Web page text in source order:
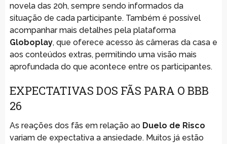
novela das 20h, sempre sendo informados da
situação de cada participante. Também é possível
acompanhar mais detalhes pela plataforma
Globoplay, que oferece acesso às câmeras da casa e
aos conteúdos extras, permitindo uma visão mais
aprofundada do que acontece entre os participantes.
EXPECTATIVAS DOS FÃS PARA O BBB
26
As reações dos fãs em relação ao Duelo de Risco
variam de expectativa a ansiedade. Muitos já estão